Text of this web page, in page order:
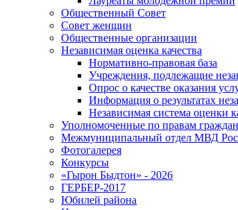
Общественный Совет
Совет женщин
Общественные организации
Независимая оценка качества
Нормативно-правовая база
Учреждения, подлежащие
Опрос о качестве оказания
Информация о результатах
Независимая система оценки
Уполномоченные по правам граждан
Межмуниципальный отдел МВД
Фотогалерея
Конкурсы
«Гырон Быдтон» - 2026
ГЕРБЕР-2017
Юбилей района